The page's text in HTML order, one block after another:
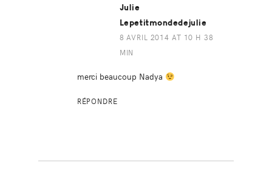
Julie
Lepetitmondedejulie
8 AVRIL 2014 AT 10 H 38
MIN
merci beaucoup Nadya
RÉPONDRE